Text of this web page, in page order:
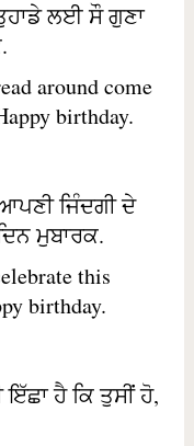
ਲਈ ਸੌ ਗੁਣਾ
around come
birthday.
ਜਿੰਦਗੀ ਦੇ
ਮੁਬਾਰਕ.
this
birthday.
ਹੈ ਕਿ ਤੁਸੀਂ ਹੋ,